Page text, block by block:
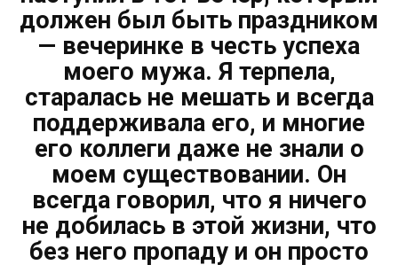
должен был быть праздником
— вечеринке в честь успеха
моего мужа. Я терпела,
старалась не мешать и всегда
поддерживала его, и многие
его коллеги даже не знали о
моем существовании. Он
всегда говорил, что я ничего
не добилась в этой жизни, что
без него пропаду и он просто